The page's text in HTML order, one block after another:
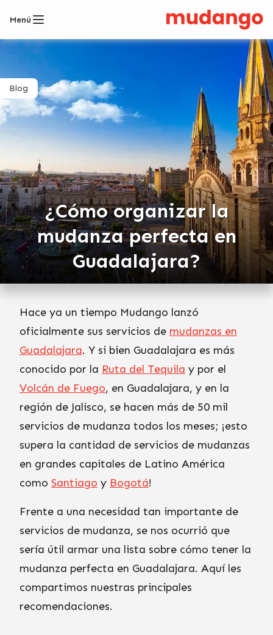
Menú
¿Cómo organizar la
mudanza perfecta en
Guadalajara?
Blog
Hace ya un tiempo Mudango lanzó
oficialmente sus servicios de mudanzas en
Guadalajara. Y si bien Guadalajara es más
conocido por la Ruta del Tequila y por el
Volcán de Fuego, en Guadalajara, y en la
región de Jalisco, se hacen más de 50 mil
servicios de mudanza todos los meses; ¡esto
supera la cantidad de servicios de mudanzas
en grandes capitales de Latino América
como Santiago y Bogotá!
Frente a una necesidad tan importante de
servicios de mudanza, se nos ocurrió que
sería útil armar una lista sobre cómo tener la
mudanza perfecta en Guadalajara. Aquí les
compartimos nuestras principales
recomendaciones.